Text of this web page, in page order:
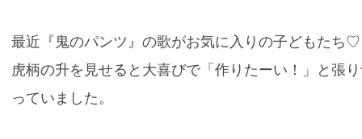
最近『鬼のパンツ』の歌がお気に入りの子どもたち♡
虎柄の升を見せると大喜びで「作りたーい！」と張
っていました。